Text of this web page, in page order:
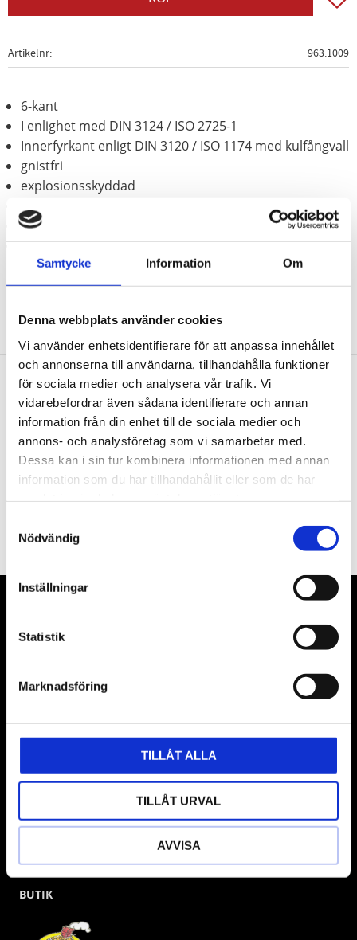
Samtycke Information Om
Denna webbplats använder cookies
Vi använder enhetsidentifierare för att anpassa innehållet
och annonserna till användarna, tillhandahålla funktioner
för sociala medier och analysera vår trafik. Vi
vidarebefordrar även sådana identifierare och annan
information från din enhet till de sociala medier och
annons- och analysföretag som vi samarbetar med.
Dessa kan i sin tur kombinera informationen med annan
information som du har tillhandahållit eller som de har
Nödvändig
Inställningar
Statistik
Marknadsföring
TILLÅT ALLA
TILLÅT URVAL
AVVISA
Artikelnr 963.1009
6-kant
I enlighet med DIN 3124 / ISO 2725-1
Innerfyrkant enligt DIN 3120 / ISO 1174 med kulfångvall
gnistfri
explosionsskyddad
korrosionsbeständig
slittålig
Aluminium-brons (icke-järn-legering)
Nyhetsbrev
PRENUMERERA
integritetspolicy.
Våra främsta leverantörer är KS Tools verktyg, ATH billyftar
& däckmaskiner och Master luftmaskiner. Kontakta oss
gärna om vad som helst då vi gör vårt yttersta för att hjälpa
BUTIK